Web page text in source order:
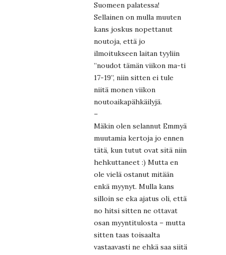
Suomeen palatessa!
Sellainen on mulla muuten
kans joskus nopettanut
noutoja, että jo
ilmoitukseen laitan tyyliin
”noudot tämän viikon ma-ti
17-19”, niin sitten ei tule
niitä monen viikon
noutoaikapähkäilyjä.
–
Mäkin olen selannut Emmyä
muutamia kertoja jo ennen
tätä, kun tutut ovat sitä niin
hehkuttaneet :) Mutta en
ole vielä ostanut mitään
enkä myynyt. Mulla kans
silloin se eka ajatus oli, että
no hitsi sitten ne ottavat
osan myyntitulosta – mutta
sitten taas toisaalta
vastaavasti ne ehkä saa siitä